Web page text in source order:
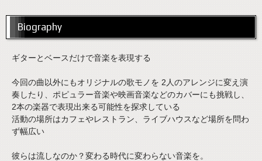
Biography
ギターとベースだけで音楽を表現する
今回の曲以外にもオリジナルの歌モノを 2人のアレンジに変え演
奏したり、ポピュラー音楽や映画音楽などのカバーにも挑戦し、
2本の楽器で表現出来る可能性を探求している
活動の場所はカフェやレストラン、ライブハウスなど場所を問わ
ず幅広い
彼らは流しなのか？変わる時代に変わらない音楽を。